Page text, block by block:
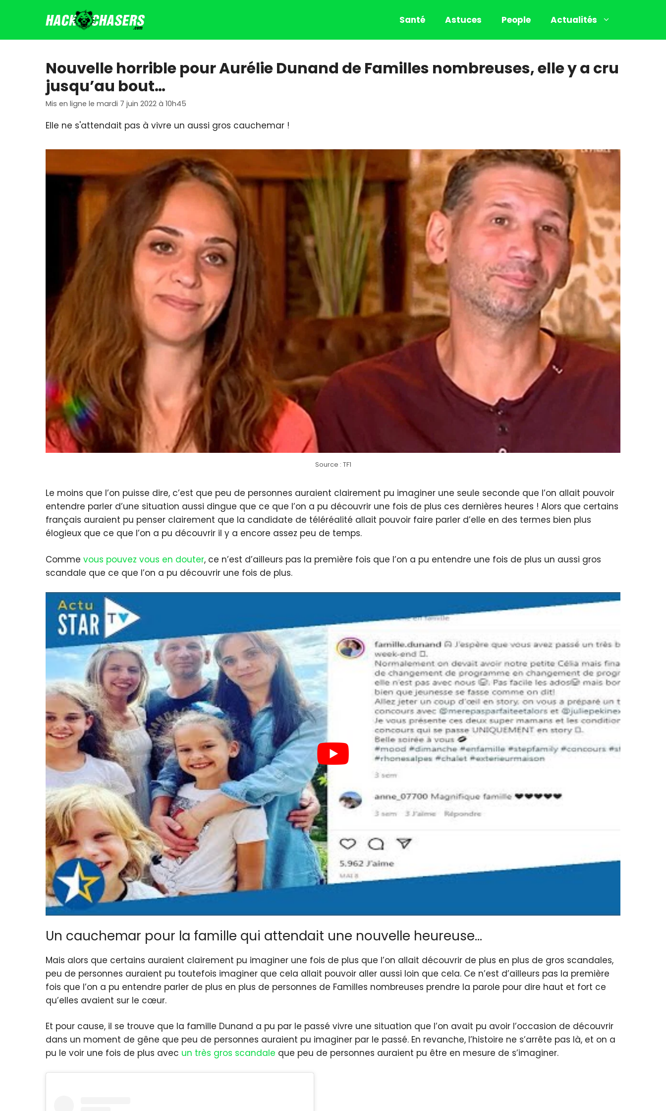
Santé Astuces People Actualités
Nouvelle horrible pour Aurélie Dunand de Familles nombreuses, elle y a cru
jusqu’au bout…
Mis en ligne le mardi 7 juin 2022 à 10h45
Elle ne s'attendait pas à vivre un aussi gros cauchemar !
Source : TF1
Le moins que l’on puisse dire, c’est que peu de personnes auraient clairement pu imaginer une seule seconde que l’on allait pouvoir
entendre parler d’une situation aussi dingue que ce que l’on a pu découvrir une fois de plus ces dernières heures ! Alors que certains
français auraient pu penser clairement que la candidate de téléréalité allait pouvoir faire parler d’elle en des termes bien plus
élogieux que ce que l’on a pu découvrir il y a encore assez peu de temps.
Comme vous pouvez vous en douter, ce n’est d’ailleurs pas la première fois que l’on a pu entendre une fois de plus un aussi gros
scandale que ce que l’on a pu découvrir une fois de plus.
Un cauchemar pour la famille qui attendait une nouvelle heureuse…
Mais alors que certains auraient clairement pu imaginer une fois de plus que l’on allait découvrir de plus en plus de gros scandales,
peu de personnes auraient pu toutefois imaginer que cela allait pouvoir aller aussi loin que cela. Ce n’est d’ailleurs pas la première
fois que l’on a pu entendre parler de plus en plus de personnes de Familles nombreuses prendre la parole pour dire haut et fort ce
qu’elles avaient sur le cœur.
Et pour cause, il se trouve que la famille Dunand a pu par le passé vivre une situation que l’on avait pu avoir l’occasion de découvrir
dans un moment de gêne que peu de personnes auraient pu imaginer par le passé. En revanche, l’histoire ne s’arrête pas là, et on a
pu le voir une fois de plus avec un très gros scandale que peu de personnes auraient pu être en mesure de s’imaginer.